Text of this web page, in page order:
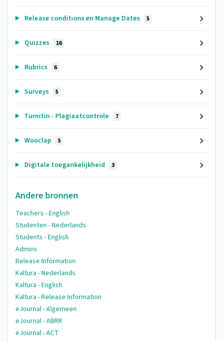
Release conditions en Manage Dates 5
Quizzes 16
Rubrics 6
Surveys 5
Turnitin - Plagiaatcontrole 7
Wooclap 5
Digitale toegankelijkheid 3
Andere bronnen
Teachers - English
Studenten - Nederlands
Students - English
Admins
Release Information
Kaltura - Nederlands
Kaltura - English
Kaltura - Release Information
eJournal - Algemeen
eJournal - ABRR
eJournal - ACT